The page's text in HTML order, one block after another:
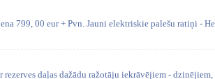
799, 00 eur + Pvn. Jauni elektriskie palešu ratiņi -
rezerves daļas dažādu ražotāju iekrāvējiem -